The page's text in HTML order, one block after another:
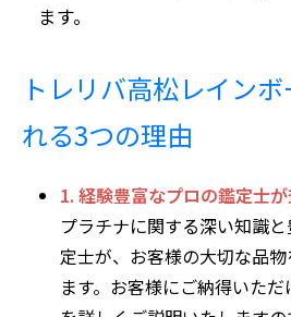
ます。
トレリバ高松レイン
れる3つの理由
1. 経験豊富なプロの鑑定士
プラチナに関する深い知識
定士が、お客様の大切な品
ます。お客様にご納得いた